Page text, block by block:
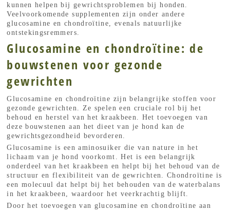
kunnen helpen bij gewrichtsproblemen bij honden.
Veelvoorkomende supplementen zijn onder andere
glucosamine en chondroïtine, evenals natuurlijke
ontstekingsremmers.
Glucosamine en chondroïtine: de
bouwstenen voor gezonde
gewrichten
Glucosamine en chondroïtine zijn belangrijke stoffen voor
gezonde gewrichten. Ze spelen een cruciale rol bij het
behoud en herstel van het kraakbeen. Het toevoegen van
deze bouwstenen aan het dieet van je hond kan de
gewrichtsgezondheid bevorderen.
Glucosamine is een aminosuiker die van nature in het
lichaam van je hond voorkomt. Het is een belangrijk
onderdeel van het kraakbeen en helpt bij het behoud van de
structuur en flexibiliteit van de gewrichten. Chondroïtine is
een molecuul dat helpt bij het behouden van de waterbalans
in het kraakbeen, waardoor het veerkrachtig blijft.
Door het toevoegen van glucosamine en chondroïtine aan